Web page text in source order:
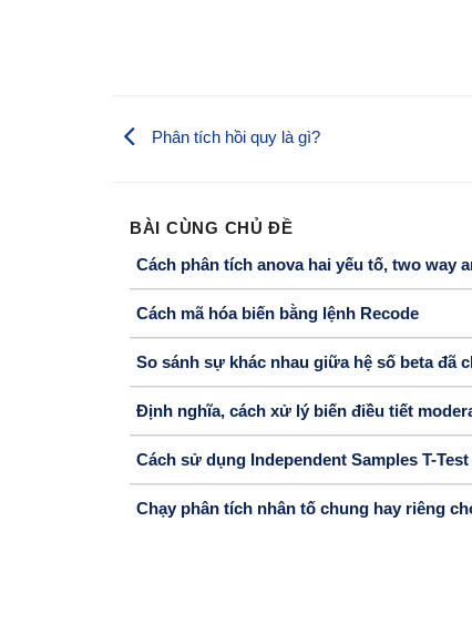
Phân tích hồi quy là gì?
BÀI CÙNG CHỦ ĐỀ
Cách phân tích anova hai yếu tố, two way
Cách mã hóa biến bằng lệnh Recode
So sánh sự khác nhau giữa hệ số beta đã
Định nghĩa, cách xử lý biến điều tiết
Cách sử dụng Independent Samples T-
Chạy phân tích nhân tố chung hay riêng